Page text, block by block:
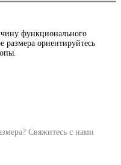
функционального
ориентируйтесь
Свяжитесь с нами